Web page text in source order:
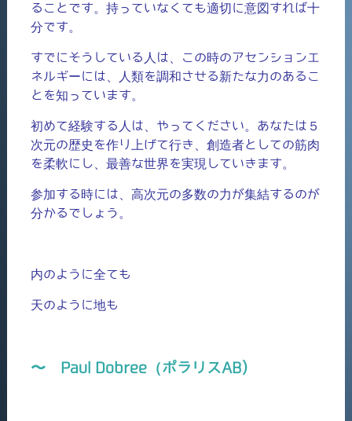
ることです。持っていなくても適切に意図すれば十
分です。
すでにそうしている人は、この時のアセンションエ
ネルギーには、人類を調和させる新たな力のあるこ
とを知っています。
初めて経験する人は、やってください。あなたは５
次元の歴史を作り上げて行き、創造者としての筋肉
を柔軟にし、最善な世界を実現していきます。
参加する時には、高次元の多数の力が集結するのが
分かるでしょう。
内のように全ても
天のように地も
〜 Paul Dobree（ポラリスAB)